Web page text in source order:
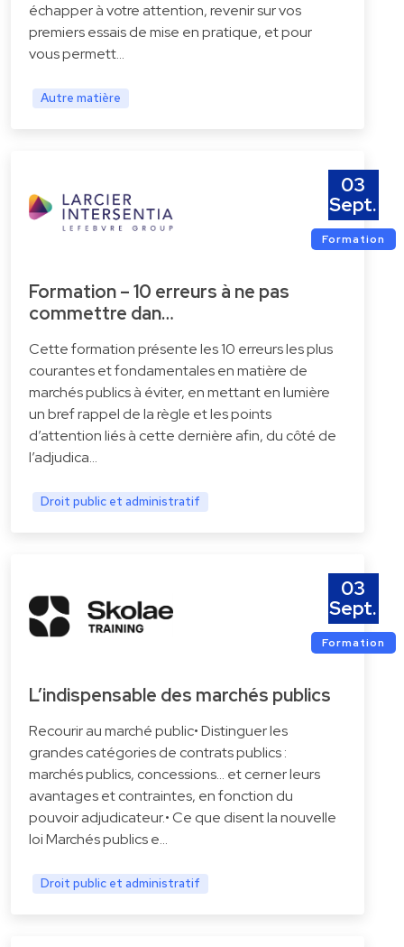
échapper à votre attention, revenir sur vos
premiers essais de mise en pratique, et pour
vous permett…
Autre matière
03
Sept.
Formation
Formation – 10 erreurs à ne pas
commettre dan…
Cette formation présente les 10 erreurs les plus
courantes et fondamentales en matière de
marchés publics à éviter, en mettant en lumière
un bref rappel de la règle et les points
d’attention liés à cette dernière afin, du côté de
l’adjudica…
Droit public et administratif
03
Sept.
Formation
L’indispensable des marchés publics
Recourir au marché public• Distinguer les
grandes catégories de contrats publics :
marchés publics, concessions… et cerner leurs
avantages et contraintes, en fonction du
pouvoir adjudicateur.• Ce que disent la nouvelle
loi Marchés publics e…
Droit public et administratif